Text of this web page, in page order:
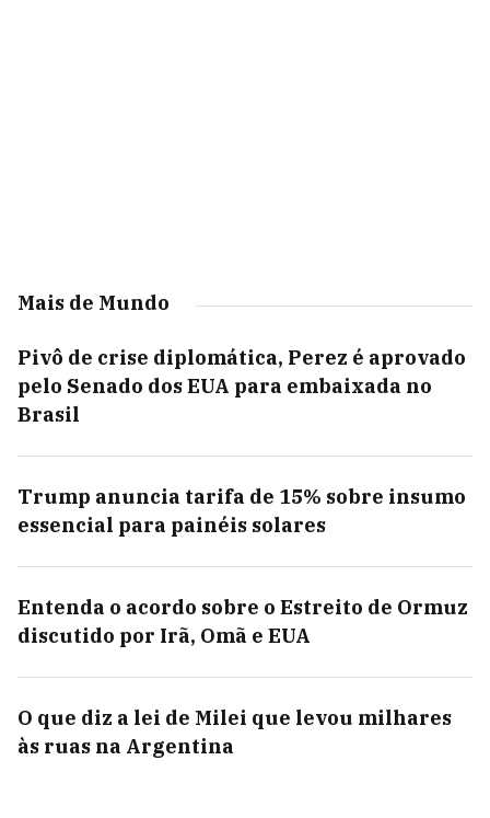
Mais de Mundo
Pivô de crise diplomática, Perez é aprovado
pelo Senado dos EUA para embaixada no
Brasil
Trump anuncia tarifa de 15% sobre insumo
essencial para painéis solares
Entenda o acordo sobre o Estreito de Ormuz
discutido por Irã, Omã e EUA
O que diz a lei de Milei que levou milhares
às ruas na Argentina